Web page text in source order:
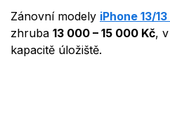
Zánovní modely iPhone 13/
zhruba 13 000 – 15 000 Kč,
kapacitě úložiště.